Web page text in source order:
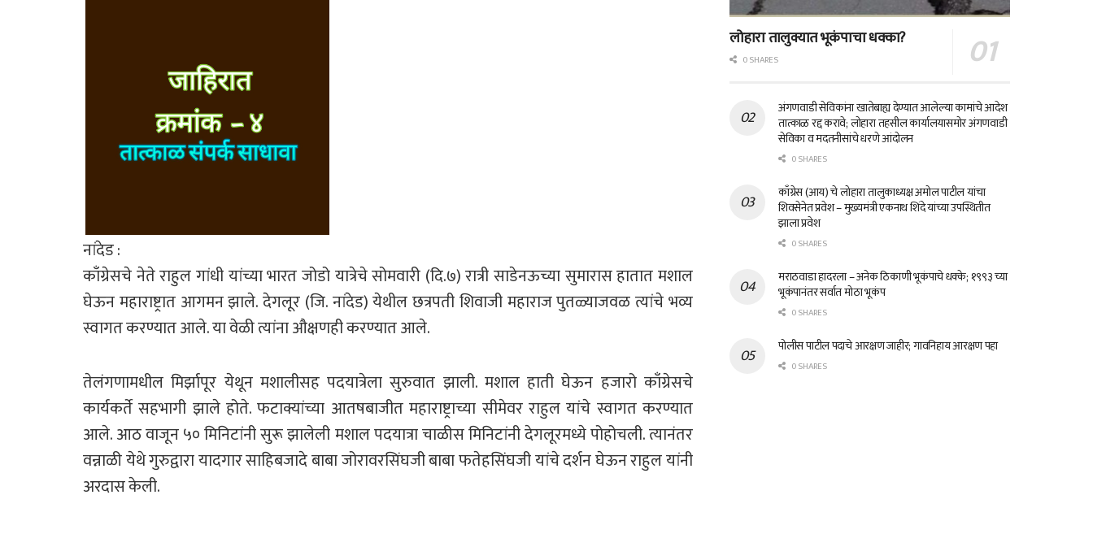
नांदेड :
काँग्रेसचे नेते राहुल गांधी यांच्या भारत जोडो यात्रेचे सोमवारी (दि.७) रात्री साडेनऊच्या सुमारास हातात मशाल
घेऊन महाराष्ट्रात आगमन झाले. देगलूर (जि. नांदेड) येथील छत्रपती शिवाजी महाराज पुतळ्याजवळ त्यांचे भव्य
स्वागत करण्यात आले. या वेळी त्यांना औक्षणही करण्यात आले.
तेलंगणामधील मिर्झापूर येथून मशालीसह पदयात्रेला सुरुवात झाली. मशाल हाती घेऊन हजारो काँग्रेसचे
कार्यकर्ते सहभागी झाले होते. फटाक्यांच्या आतषबाजीत महाराष्ट्राच्या सीमेवर राहुल यांचे स्वागत करण्यात
आले. आठ वाजून ५० मिनिटांनी सुरू झालेली मशाल पदयात्रा चाळीस मिनिटांनी देगलूरमध्ये पोहोचली. त्यानंतर
वन्नाळी येथे गुरुद्वारा यादगार साहिबजादे बाबा जोरावरसिंघजी बाबा फतेहसिंघजी यांचे दर्शन घेऊन राहुल यांनी
अरदास केली.
लोहारा तालुक्यात भूकंपाचा धक्का?
0 SHARES
अंगणवाडी सेविकांना खातेबाह्य देण्यात आलेल्या कामांचे आदेश
तात्काळ रद्द करावे; लोहारा तहसील कार्यालयासमोर अंगणवाडी
सेविका व मदतनीसांचे धरणे आंदोलन
0 SHARES
काँग्रेस (आय) चे लोहारा तालुकाध्यक्ष अमोल पाटील यांचा
शिवसेनेत प्रवेश – मुख्यमंत्री एकनाथ शिंदे यांच्या उपस्थितीत
झाला प्रवेश
0 SHARES
मराठवाडा हादरला – अनेक ठिकाणी भूकंपाचे धक्के; १९९३ च्या
भूकंपानंतर सर्वात मोठा भूकंप
0 SHARES
पोलीस पाटील पदाचे आरक्षण जाहीर; गावनिहाय आरक्षण पहा
0 SHARES